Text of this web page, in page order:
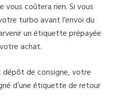
vous coûtera rien. Si vous
turbo avant l’envoi du
un étiquette prépayée
achat.
dépôt de consigne, votre
d’une étiquette de retour